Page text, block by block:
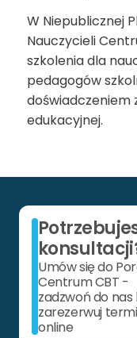
W Niepublicznej
Nauczycieli
szkolenia dla
pedagogów
doświadczeniem
edukacyjnej.
Umów się do
Centrum CBT -
zadzwoń do nas
zarezerwuj
online